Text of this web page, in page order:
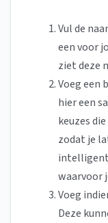
Vul de
een voor
ziet deze
Voeg een
hier een
keuzes
zodat je
waarvoor
Voeg
Deze